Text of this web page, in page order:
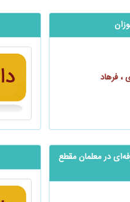
، فرهاد
در معلمان مقطع